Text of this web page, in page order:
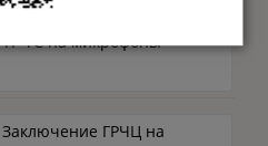
Сертификат соответствия
ТР ТС на микрофоны
Заключение ГРЧЦ на